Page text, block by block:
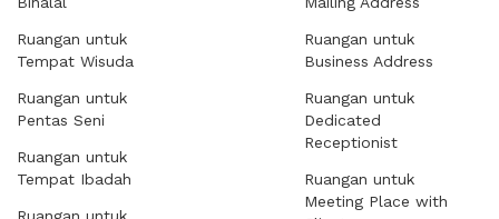
Ruangan untuk
Tempat Wisuda
Ruangan untuk
Pentas Seni
Ruangan untuk
Tempat Ibadah
Ruangan untuk
Business Address
Ruangan untuk
Dedicated
Receptionist
Ruangan untuk
Meeting Place with